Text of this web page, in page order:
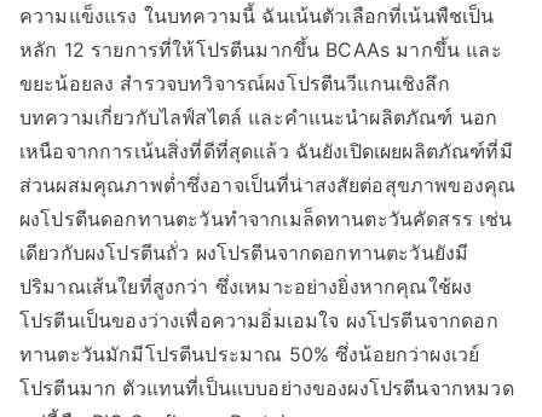
ความแข็งแรง ในบทความนี้ ฉันเน้นตัวเลือกที่เน้นพืชเป็น
หลัก 12 รายการที่ให้โปรตีนมากขึ้น BCAAs มากขึ้น และ
ขยะน้อยลง สำรวจบทวิจารณ์ผงโปรตีนวีแกนเชิงลึก
บทความเกี่ยวกับไลฟ์สไตล์ และคำแนะนำผลิตภัณฑ์ นอก
เหนือจากการเน้นสิ่งที่ดีที่สุดแล้ว ฉันยังเปิดเผยผลิตภัณฑ์ที่มี
ส่วนผสมคุณภาพต่ำซึ่งอาจเป็นที่น่าสงสัยต่อสุขภาพของคุณ
ผงโปรตีนดอกทานตะวันทำจากเมล็ดทานตะวันคัดสรร เช่น
เดียวกับผงโปรตีนถั่ว ผงโปรตีนจากดอกทานตะวันยังมี
ปริมาณเส้นใยที่สูงกว่า ซึ่งเหมาะอย่างยิ่งหากคุณใช้ผง
โปรตีนเป็นของว่างเพื่อความอิ่มเอมใจ ผงโปรตีนจากดอก
ทานตะวันมักมีโปรตีนประมาณ 50% ซึ่งน้อยกว่าผงเวย์
โปรตีนมาก ตัวแทนที่เป็นแบบอย่างของผงโปรตีนจากหมวด